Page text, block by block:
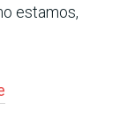
estamos,